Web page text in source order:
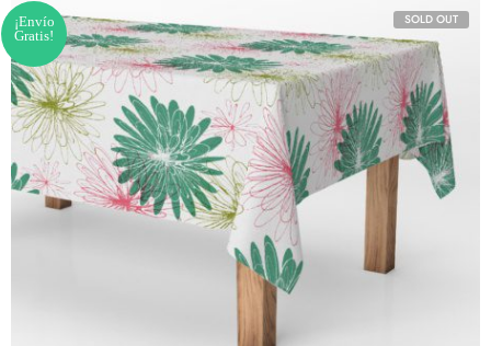
SOLD OUT
¡Envío
Gratis!